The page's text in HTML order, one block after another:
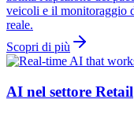
veicoli e il monitoraggio
reale.
Scopri di più
AI nel settore Retail